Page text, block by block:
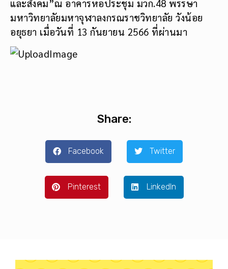
และสังคม”ณ อาคารหอประชุม มวก.48 พรรษา
มหาวิทยาลัยมหาจุฬาลงกรณราชวิทยาลัย วังน้อย
อยุธยา เมื่อวันที่ 13 กันยายน 2566 ที่ผ่านมา
Share:
Facebook Twitter
Pinterest LinkedIn